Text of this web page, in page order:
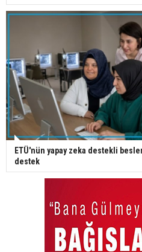
ETÜ'nün yapay zeka destekli
destek